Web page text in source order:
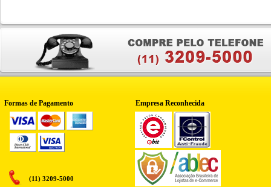
Formas de Pagamento Empresa Reconhecida
(11) 3209-5000